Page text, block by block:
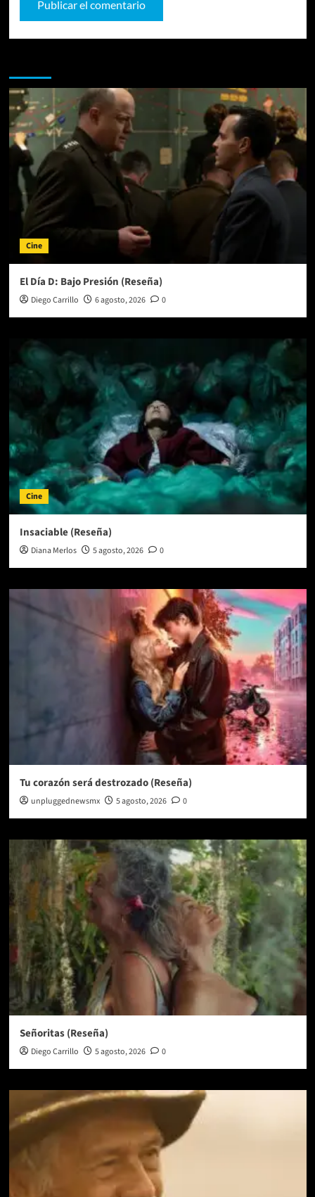
Cine
El Día D: Bajo Presión (Reseña)
Diego Carrillo 6 agosto, 2026 0
Cine
Insaciable (Reseña)
Diana Merlos 5 agosto, 2026 0
Tu corazón será destrozado (Reseña)
unpluggednewsmx 5 agosto, 2026 0
Señoritas (Reseña)
Diego Carrillo 5 agosto, 2026 0